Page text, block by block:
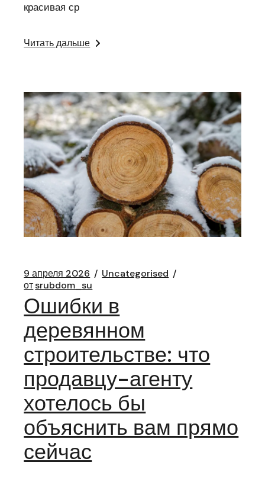
красивая ср
Читать дальше
9 апреля 2026
Uncategorised
отsrubdom_su
Ошибки в
деревянном
строительстве: что
продавцу-агенту
хотелось бы
объяснить вам прямо
сейчас